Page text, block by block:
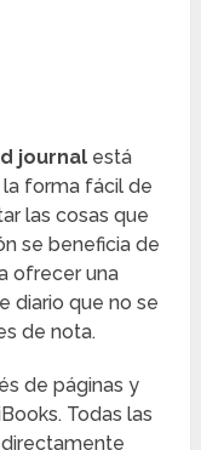
journal está
forma fácil de
las cosas que
se beneficia de
ofrecer una
diario que no se
de nota.
de páginas y
Todas las